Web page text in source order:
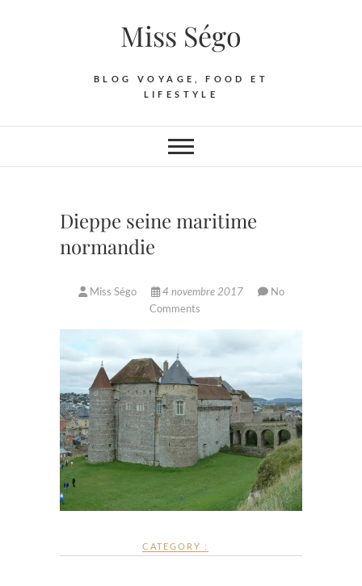
Miss Ségo
BLOG VOYAGE, FOOD ET
LIFESTYLE
Dieppe seine maritime
normandie
Miss Ségo 4 novembre 2017
No
Comments
CATEGORY :